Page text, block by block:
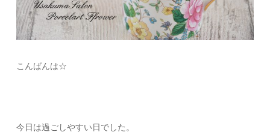
こんばんは☆
今日は過ごしやすい日でした。